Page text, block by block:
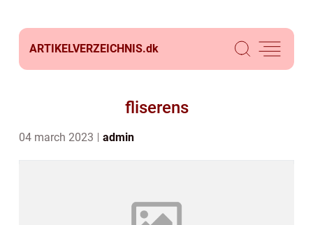
ARTIKELVERZEICHNIS.dk
fliserens
04 march 2023 admin